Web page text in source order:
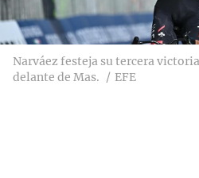
Narváez festeja su tercera
delante de Mas.
EFE